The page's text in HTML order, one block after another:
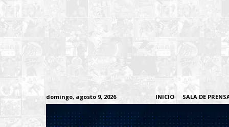
domingo, agosto 9, 2026 INICIO SALA DE